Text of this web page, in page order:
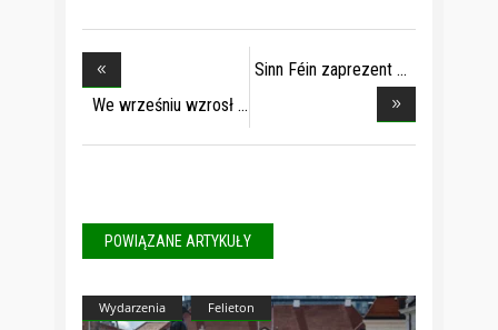
We wrześniu wzrosł
Sinn Féin zaprezent
POWIĄZANE ARTYKUŁY
Wydarzenia Felieton